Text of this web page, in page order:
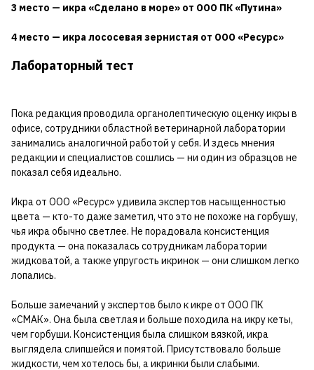
3 место — икра «Сделано в море» от ООО ПК «Путина»
4 место — икра лососевая зернистая от ООО «Ресурс»
Лабораторный тест
Пока редакция проводила органолептическую оценку икры в
офисе, сотрудники областной ветеринарной лаборатории
занимались аналогичной работой у себя. И здесь мнения
редакции и специалистов сошлись — ни один из образцов не
показал себя идеально.
Икра от ООО «Ресурс» удивила экспертов насыщенностью
цвета — кто-то даже заметил, что это не похоже на горбушу,
чья икра обычно светлее. Не порадовала консистенция
продукта — она показалась сотрудникам лаборатории
жидковатой, а также упругость икринок — они слишком легко
лопались.
Больше замечаний у экспертов было к икре от ООО ПК
«СМАК». Она была светлая и больше походила на икру кеты,
чем горбуши. Консистенция была слишком вязкой, икра
выглядела слипшейся и помятой. Присутствовало больше
жидкости, чем хотелось бы, а икринки были слабыми.